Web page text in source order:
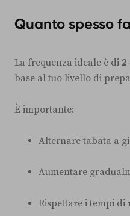
Quanto spesso
La frequenza ideale è di
base al tuo livello di
È importante:
Alternare tabata a
Aumentare
Rispettare i tempi di